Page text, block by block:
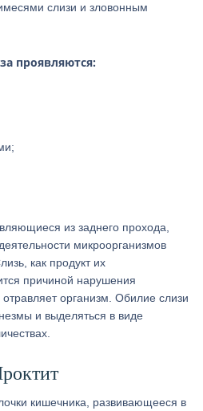
слизи и зловонным
проявляются:
из заднего прохода,
микроорганизмов
как продукт их
причиной нарушения
организм. Обилие слизи
и выделяться в виде
кишечника, развивающееся в